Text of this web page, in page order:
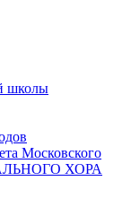
школы
Московского
ХОРА